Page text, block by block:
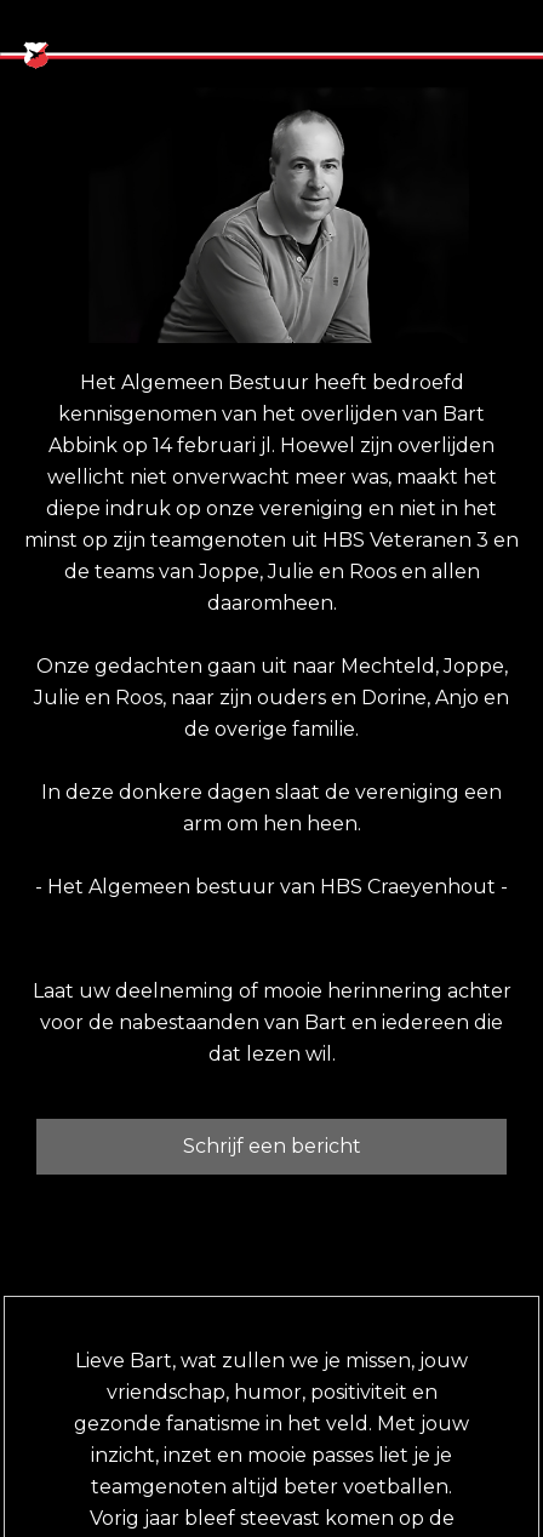
Het Algemeen Bestuur heeft bedroefd
kennisgenomen van het overlijden van Bart
Abbink op 14 februari jl. Hoewel zijn overlijden
wellicht niet onverwacht meer was, maakt het
diepe indruk op onze vereniging en niet in het
minst op zijn teamgenoten uit HBS Veteranen 3 en
de teams van Joppe, Julie en Roos en allen
daaromheen.
Onze gedachten gaan uit naar Mechteld, Joppe,
Julie en Roos, naar zijn ouders en Dorine, Anjo en
de overige familie.
In deze donkere dagen slaat de vereniging een
arm om hen heen.
- Het Algemeen bestuur van HBS Craeyenhout -
Laat uw deelneming of mooie herinnering achter
voor de nabestaanden van Bart en iedereen die
dat lezen wil.
Schrijf een bericht
Lieve Bart, wat zullen we je missen, jouw
vriendschap, humor, positiviteit en
gezonde fanatisme in het veld. Met jouw
inzicht, inzet en mooie passes liet je je
teamgenoten altijd beter voetballen.
Vorig jaar bleef steevast komen op de